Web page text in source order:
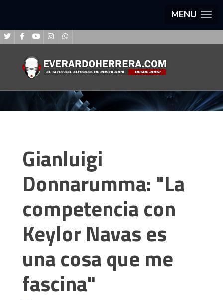
MENU
Gianluigi
Donnarumma: "La
competencia con
Keylor Navas es
una cosa que me
fascina"